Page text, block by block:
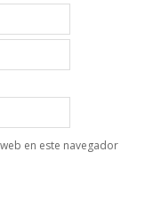
en este navegador